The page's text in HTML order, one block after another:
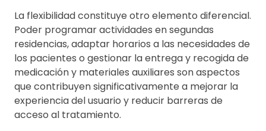
La flexibilidad constituye otro elemento diferencial.
Poder programar actividades en segundas
residencias, adaptar horarios a las necesidades de
los pacientes o gestionar la entrega y recogida de
medicación y materiales auxiliares son aspectos
que contribuyen significativamente a mejorar la
experiencia del usuario y reducir barreras de
acceso al tratamiento.